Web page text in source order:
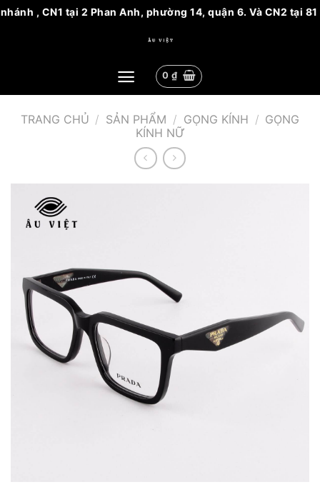
, CN1 tại 2 Phan Anh, phường 14, quận 6. Và CN2 tại 81
0 ₫
TRANG CHỦ / SẢN PHẨM / GỌNG KÍNH / GỌNG
KÍNH NỮ